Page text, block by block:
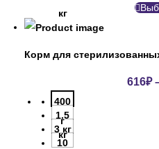
кг
Корм для
616₽
400
г
1.5
кг
3 кг
10